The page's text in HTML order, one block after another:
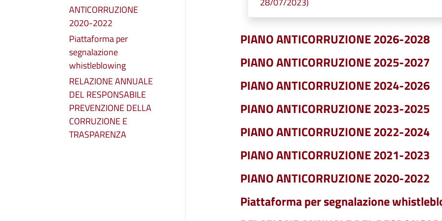
ANTICORRUZIONE
2020-2022
Piattaforma per
segnalazione
whistleblowing
RELAZIONE ANNUALE
DEL RESPONSABILE
PREVENZIONE DELLA
CORRUZIONE E
TRASPARENZA
PIANO ANTICORRUZIONE 2026-2028
PIANO ANTICORRUZIONE 2025-2027
PIANO ANTICORRUZIONE 2024-2026
PIANO ANTICORRUZIONE 2023-2025
PIANO ANTICORRUZIONE 2022-2024
PIANO ANTICORRUZIONE 2021-2023
PIANO ANTICORRUZIONE 2020-2022
Piattaforma per segnalazione